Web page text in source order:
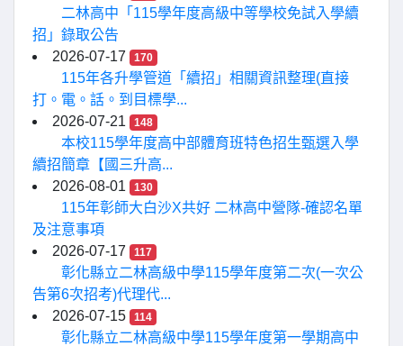
二林高中「115學年度高級中等學校免試入學續
招」錄取公告
2026-07-17
170
115年各升學管道「續招」相關資訊整理(直接
打。電。話。到目標學...
2026-07-21
148
本校115學年度高中部體育班特色招生甄選入學
續招簡章【國三升高...
2026-08-01
130
115年彰師大白沙X共好 二林高中營隊-確認名單
及注意事項
2026-07-17
117
彰化縣立二林高級中學115學年度第二次(一次公
告第6次招考)代理代...
2026-07-15
114
彰化縣立二林高級中學115學年度第一學期高中